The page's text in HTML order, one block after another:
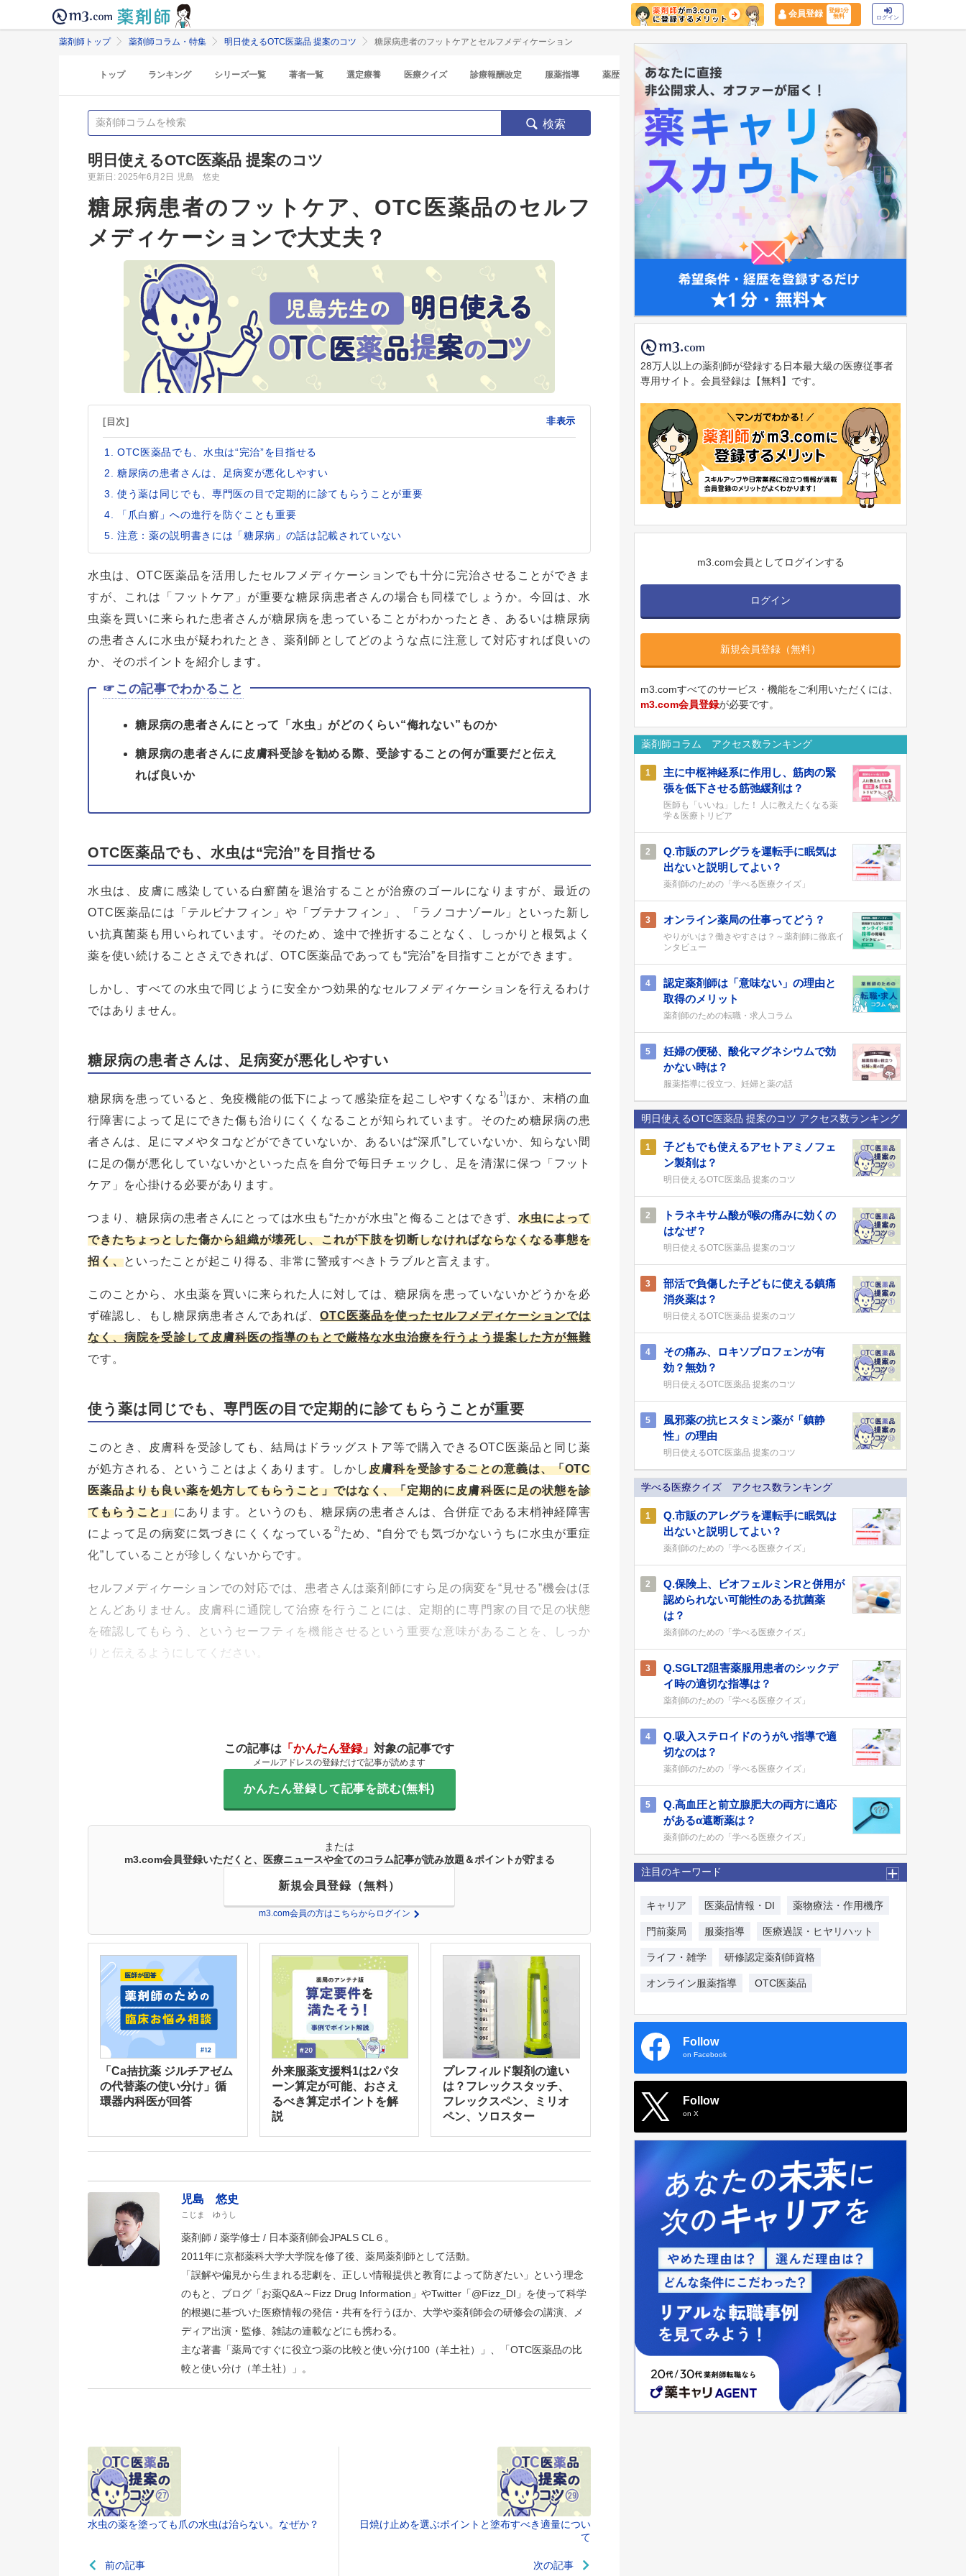
会員登録
登録1分
無料
ログイン
薬剤師トップ 薬剤師コラム・特集 明日使えるOTC医薬品 提案のコツ 糖尿病患者のフットケアとセルフメディケーション
トップ ランキング シリーズ一覧 著者一覧 選定療養 医療クイズ 診療報酬改定 服薬指導 薬歴 マイナ保険証
検索
明日使えるOTC医薬品 提案のコツ
更新日: 2025年6月2日 児島 悠史
糖尿病患者のフットケア、OTC医薬品のセルフ
メディケーションで大丈夫？
[目次] 非表示
OTC医薬品でも、水虫は“完治”を目指せる
糖尿病の患者さんは、足病変が悪化しやすい
使う薬は同じでも、専門医の目で定期的に診てもらうことが重要
「爪白癬」への進行を防ぐことも重要
注意：薬の説明書きには「糖尿病」の話は記載されていない
水虫は、OTC医薬品を活用したセルフメディケーションでも十分に完治させることができま
すが、これは「フットケア」が重要な糖尿病患者さんの場合も同様でしょうか。今回は、水
虫薬を買いに来られた患者さんが糖尿病を患っていることがわかったとき、あるいは糖尿病
の患者さんに水虫が疑われたとき、薬剤師としてどのような点に注意して対応すれば良いの
か、そのポイントを紹介します。
☞この記事でわかること
糖尿病の患者さんにとって「水虫」がどのくらい“侮れない”ものか
糖尿病の患者さんに皮膚科受診を勧める際、受診することの何が重要だと伝え
れば良いか
OTC医薬品でも、水虫は“完治”を目指せる
水虫は、皮膚に感染している白癬菌を退治することが治療のゴールになりますが、最近の
OTC医薬品には「テルビナフィン」や「ブテナフィン」、「ラノコナゾール」といった新し
い抗真菌薬も用いられています。そのため、途中で挫折することなく、しっかりと根気よく
薬を使い続けることさえできれば、OTC医薬品であっても“完治”を目指すことができます。
しかし、すべての水虫で同じように安全かつ効果的なセルフメディケーションを行えるわけ
ではありません。
糖尿病の患者さんは、足病変が悪化しやすい
糖尿病を患っていると、免疫機能の低下によって感染症を起こしやすくなる1)ほか、末梢の血
行障害によって足にできた傷も治りにくくなることが知られています。そのため糖尿病の患
者さんは、足にマメやタコなどができていないか、あるいは“深爪”していないか、知らない間
に足の傷が悪化していないかといった点を自分で毎日チェックし、足を清潔に保つ「フット
ケア」を心掛ける必要があります。
つまり、糖尿病の患者さんにとっては水虫も“たかが水虫”と侮ることはできず、水虫によって
できたちょっとした傷から組織が壊死し、これが下肢を切断しなければならなくなる事態を
招く、といったことが起こり得る、非常に警戒すべきトラブルと言えます。
このことから、水虫薬を買いに来られた人に対しては、糖尿病を患っていないかどうかを必
ず確認し、もし糖尿病患者さんであれば、OTC医薬品を使ったセルフメディケーションでは
なく、病院を受診して皮膚科医の指導のもとで厳格な水虫治療を行うよう提案した方が無難
です。
使う薬は同じでも、専門医の目で定期的に診てもらうことが重要
このとき、皮膚科を受診しても、結局はドラッグストア等で購入できるOTC医薬品と同じ薬
が処方される、ということはよくあります。しかし皮膚科を受診することの意義は、「OTC
医薬品よりも良い薬を処方してもらうこと」ではなく、「定期的に皮膚科医に足の状態を診
てもらうこと」にあります。というのも、糖尿病の患者さんは、合併症である末梢神経障害
によって足の病変に気づきにくくなっている 2) ため、“自分でも気づかないうちに水虫が重症
化”していることが珍しくないからです。
セルフメディケーションでの対応では、患者さんは薬剤師にすら足の病変を“見せる”機会はほ
とんどありません。皮膚科に通院して治療を行うことには、定期的に専門家の目で足の状態
を確認してもらう、というセーフティを機能させるという重要な意味があることを、しっか
りと伝えるようにしてください。
この記事は 「かんたん登録」 対象の記事です
メールアドレスの登録だけで記事が読めます
かんたん登録して記事を読む(無料)
または
m3.com会員登録いただくと、医療ニュースや全てのコラム記事が読み放題＆ポイントが貯まる
新規会員登録（無料）
m3.com会員の方はこちらからログイン
「Ca拮抗薬 ジルチアゼム
の代替薬の使い分け」循
環器内科医が回答
外来服薬支援料1は2パタ
ーン算定が可能、おさえ
るべき算定ポイントを解
説
プレフィルド製剤の違い
は？フレックスタッチ、
フレックスペン、ミリオ
ペン、ソロスター
児島 悠史
こじま ゆうし
薬剤師 / 薬学修士 / 日本薬剤師会JPALS CL６。
2011年に京都薬科大学大学院を修了後、薬局薬剤師として活動。
「誤解や偏見から生まれる悲劇を、正しい情報提供と教育によって防ぎたい」という理念
のもと、ブログ「お薬Q&A～Fizz Drug Information」やTwitter「@Fizz_DI」を使って科学
的根拠に基づいた医療情報の発信・共有を行うほか、大学や薬剤師会の研修会の講演、メ
ディア出演・監修、雑誌の連載などにも携わる。
主な著書「薬局ですぐに役立つ薬の比較と使い分け100（羊土社）」、「OTC医薬品の比
較と使い分け（羊土社）」。
水虫の薬を塗っても爪の水虫は治らない。なぜか？
前の記事
日焼け止めを選ぶポイントと塗布すべき適量につい
て
次の記事
28万人以上の薬剤師が登録する日本最大級の医療従事者
専用サイト。会員登録は【無料】です。
m3.com会員としてログインする
ログイン
新規会員登録（無料）
m3.comすべてのサービス・機能をご利用いただくには、
m3.com会員登録が必要です。
薬剤師コラム アクセス数ランキング
1
主に中枢神経系に作用し、筋肉の緊
張を低下させる筋弛緩剤は？
医師も「いいね」した！ 人に教えたくなる薬
学＆医療トリビア
2
Q.市販のアレグラを運転手に眠気は
出ないと説明してよい？
薬剤師のための「学べる医療クイズ」
3 オンライン薬局の仕事ってどう？
やりがいは？働きやすさは？～薬剤師に徹底イ
ンタビュー
4
認定薬剤師は「意味ない」の理由と
取得のメリット
薬剤師のための転職・求人コラム
5
妊婦の便秘、酸化マグネシウムで効
かない時は？
服薬指導に役立つ、妊婦と薬の話
明日使えるOTC医薬品 提案のコツ アクセス数ランキング
1
子どもでも使えるアセトアミノフェ
ン製剤は？
明日使えるOTC医薬品 提案のコツ
2
トラネキサム酸が喉の痛みに効くの
はなぜ？
明日使えるOTC医薬品 提案のコツ
3
部活で負傷した子どもに使える鎮痛
消炎薬は？
明日使えるOTC医薬品 提案のコツ
4
その痛み、ロキソプロフェンが有
効？無効？
明日使えるOTC医薬品 提案のコツ
5
風邪薬の抗ヒスタミン薬が「鎮静
性」の理由
明日使えるOTC医薬品 提案のコツ
学べる医療クイズ アクセス数ランキング
1
Q.市販のアレグラを運転手に眠気は
出ないと説明してよい？
薬剤師のための「学べる医療クイズ」
2
Q.保険上、ビオフェルミンRと併用が
認められない可能性のある抗菌薬
は？
薬剤師のための「学べる医療クイズ」
3
Q.SGLT2阻害薬服用患者のシックデ
イ時の適切な指導は？
薬剤師のための「学べる医療クイズ」
4
Q.吸入ステロイドのうがい指導で適
切なのは？
薬剤師のための「学べる医療クイズ」
5
Q.高血圧と前立腺肥大の両方に適応
があるα遮断薬は？
薬剤師のための「学べる医療クイズ」
注目のキーワード
キャリア 医薬品情報・DI 薬物療法・作用機序
門前薬局 服薬指導 医療過誤・ヒヤリハット
ライフ・雑学 研修認定薬剤師資格
オンライン服薬指導 OTC医薬品
Follow
on Facebook
Follow
on X